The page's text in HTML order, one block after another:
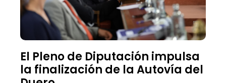
El Pleno de Diputación impulsa
la finalización de la Autovía del